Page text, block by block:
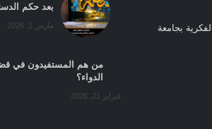
بجامعة
بعد حكم
مارس 1, 2026
من هم المستفيدون في
الدواء؟
فبراير 21, 2026